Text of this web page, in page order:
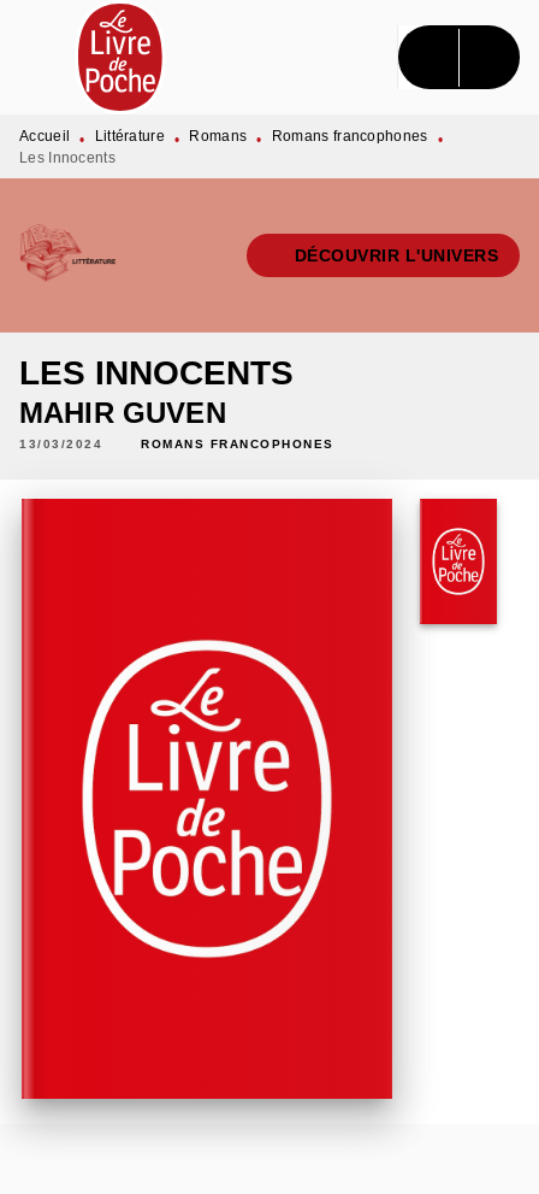
MENU RECHERCHE CONTENU
PIED DE PAGE
Accueil • Littérature • Romans • Romans francophones
•
Les Innocents
DÉCOUVRIR L'UNIVERS
LES INNOCENTS
MAHIR GUVEN
13/03/2024 ROMANS FRANCOPHONES